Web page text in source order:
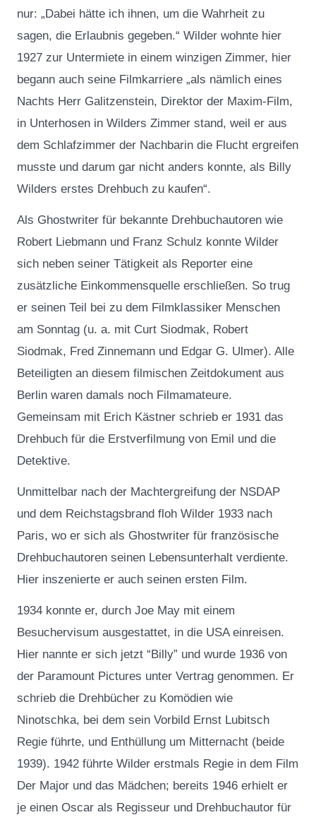
nur: „Dabei hätte ich ihnen, um die Wahrheit zu
sagen, die Erlaubnis gegeben.“ Wilder wohnte hier
1927 zur Untermiete in einem winzigen Zimmer, hier
begann auch seine Filmkarriere „als nämlich eines
Nachts Herr Galitzenstein, Direktor der Maxim-Film,
in Unterhosen in Wilders Zimmer stand, weil er aus
dem Schlafzimmer der Nachbarin die Flucht ergreifen
musste und darum gar nicht anders konnte, als Billy
Wilders erstes Drehbuch zu kaufen“.
Als Ghostwriter für bekannte Drehbuchautoren wie
Robert Liebmann und Franz Schulz konnte Wilder
sich neben seiner Tätigkeit als Reporter eine
zusätzliche Einkommensquelle erschließen. So trug
er seinen Teil bei zu dem Filmklassiker Menschen
am Sonntag (u. a. mit Curt Siodmak, Robert
Siodmak, Fred Zinnemann und Edgar G. Ulmer). Alle
Beteiligten an diesem filmischen Zeitdokument aus
Berlin waren damals noch Filmamateure.
Gemeinsam mit Erich Kästner schrieb er 1931 das
Drehbuch für die Erstverfilmung von Emil und die
Detektive.
Unmittelbar nach der Machtergreifung der NSDAP
und dem Reichstagsbrand floh Wilder 1933 nach
Paris, wo er sich als Ghostwriter für französische
Drehbuchautoren seinen Lebensunterhalt verdiente.
Hier inszenierte er auch seinen ersten Film.
1934 konnte er, durch Joe May mit einem
Besuchervisum ausgestattet, in die USA einreisen.
Hier nannte er sich jetzt “Billy” und wurde 1936 von
der Paramount Pictures unter Vertrag genommen. Er
schrieb die Drehbücher zu Komödien wie
Ninotschka, bei dem sein Vorbild Ernst Lubitsch
Regie führte, und Enthüllung um Mitternacht (beide
1939). 1942 führte Wilder erstmals Regie in dem Film
Der Major und das Mädchen; bereits 1946 erhielt er
je einen Oscar als Regisseur und Drehbuchautor für